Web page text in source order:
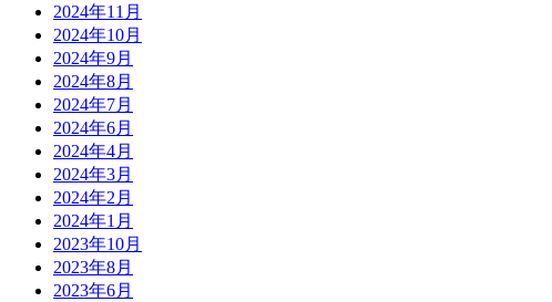
2024年11月
2024年10月
2024年9月
2024年8月
2024年7月
2024年6月
2024年4月
2024年3月
2024年2月
2024年1月
2023年10月
2023年8月
2023年6月